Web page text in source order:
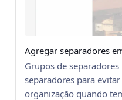
Agregar separadores
Grupos de
separadores para
organização quando